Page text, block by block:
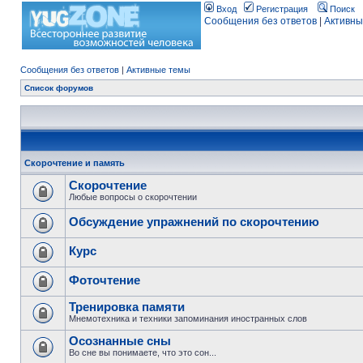
Вход Регистрация Поиск
Сообщения без ответов
Сообщения без ответов | Активные темы
Список форумов
Скорочтение и память
Скорочтение
Любые вопросы о скорочтении
Обсуждение упражнений по скорочтению
Курс
Фоточтение
Тренировка памяти
Мнемотехника и техники запоминания иностранных слов
Осознанные сны
Во сне вы понимаете, что это сон...